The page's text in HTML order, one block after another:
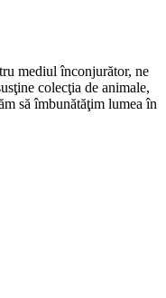
mediul înconjurător, ne
colecţia de animale,
să îmbunătăţim lumea în